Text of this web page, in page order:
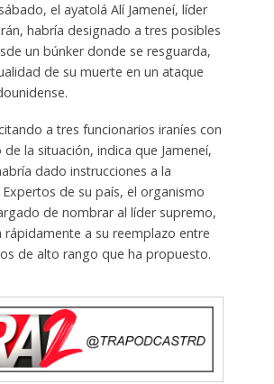
el ayatolá Alí Jameneí, líder
habría designado a tres posibles
un búnker donde se resguarda,
de su muerte en un ataque
a tres funcionarios iraníes con
la situación, indica que Jameneí,
dado instrucciones a la
de su país, el organismo
de nombrar al líder supremo,
rápidamente a su reemplazo entre
de alto rango que ha propuesto.